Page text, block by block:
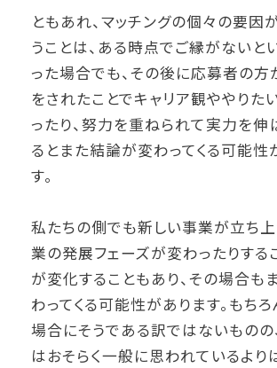
ともあれ、マッチングの個々の要因
うことは、ある時点でご縁がないと
った場合でも、その後に応募者の
をされたことでキャリア観ややりた
ったり、努力を重ねられて実力を伸
るとまた結論が変わってくる可能性
す。
私たちの側でも新しい事業が立ち上
業の発展フェーズが変わったりする
が変化することもあり、その場合も
わってくる可能性があります。もちろ
場合にそうである訳ではないものの
はおそらく一般に思われているより